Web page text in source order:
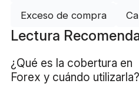
Exceso de compra
Lectura
¿Qué es la cobertura en
Forex y cuándo utilizarla?